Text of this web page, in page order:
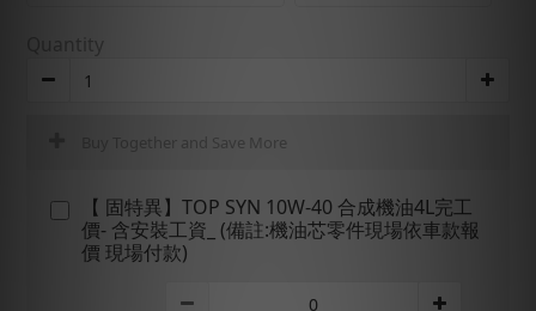
Quantity
Buy Together and Save More
【 固特異】TOP SYN 10W-40 合成機油4L完工
價- 含安裝工資_ (備註:機油芯零件現場依車款報
價 現場付款)